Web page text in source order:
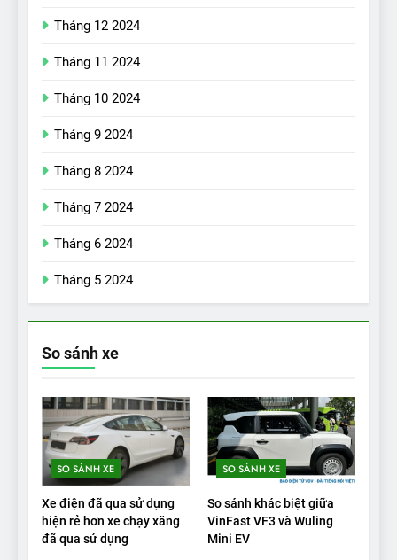
Tháng 12 2024
Tháng 11 2024
Tháng 10 2024
Tháng 9 2024
Tháng 8 2024
Tháng 7 2024
Tháng 6 2024
Tháng 5 2024
So sánh xe
SO SÁNH XE
Xe điện đã qua sử dụng
hiện rẻ hơn xe chạy xăng
đã qua sử dụng
SO SÁNH XE
So sánh khác biệt giữa
VinFast VF3 và Wuling
Mini EV
chỉ có trên VinFast VF8
VinFast VF9 có gì để cạnh
tranh với các xe xăng cùng
tầm giá?
ĐÁNH GIÁ XE
20
Đánh giá: Người đam mê xe
điện Hyundai Ioniq 5 N 2025